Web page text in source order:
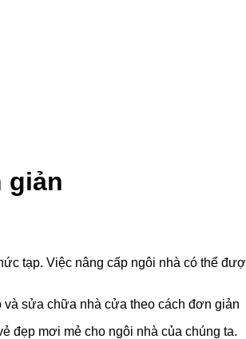
giản
tạp. Việc nâng cấp ngôi nhà có thể
đẹp mơi mẻ cho ngôi nhà của chúng ta.